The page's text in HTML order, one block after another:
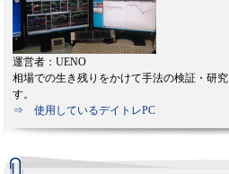
運営者：UENO
相場での生き残りをかけて手法の検証・研
す。
⇒ 使用しているデイトレPC